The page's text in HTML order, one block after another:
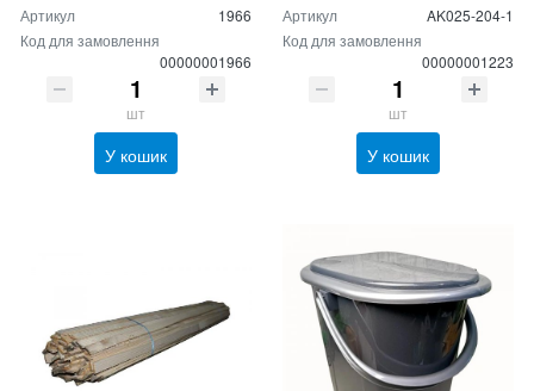
Артикул
1966
Код для замовлення
00000001966
шт
У кошик
Артикул
AK025-204-1
Код для замовлення
00000001223
шт
У кошик